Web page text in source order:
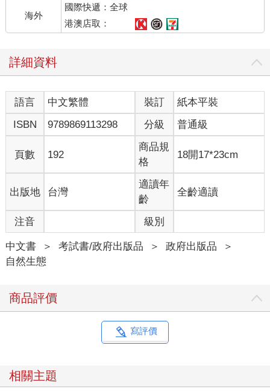
海外
國際快遞：全球
港澳店取：
詳細資料
語言 中文繁體 裝訂
紙本平裝
ISBN
9789869113298 分級 普通級
頁數 192
商品規
格
18開17*23cm
出版地 台灣
適讀年
齡
全齡適讀
注音 級別
中文書 ＞ 考試書/政府出版品 ＞ 政府出版品
＞
自然生態
商品評價
寫評價
相關主題